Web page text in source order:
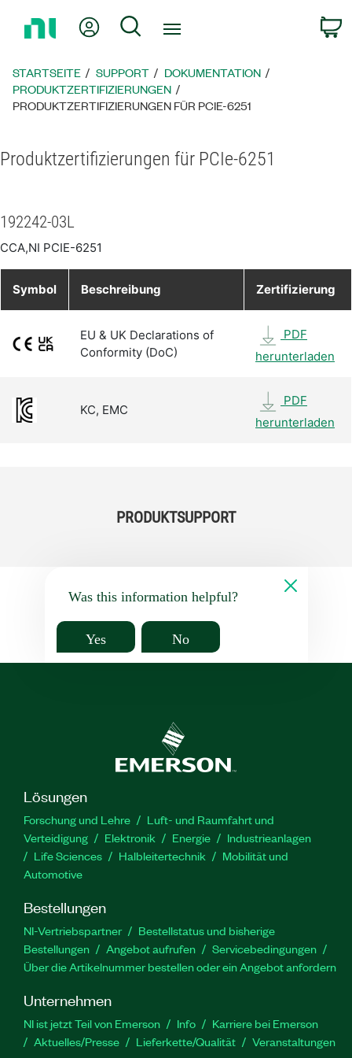
zur
Mein KontoSuche
STARTSEITE SUPPORT
DOKUMENTATION
PRODUKTZERTIFIZIERUNGEN
PRODUKTZERTIFIZIERUNGEN FÜR PCIE-6251
Produktzertifizierungen für PCIe-6251
192242-03L
CCA,NI PCIE-6251
Symbol Beschreibung Zertifizierung
EU & UK Declarations of
Conformity (DoC)
PDF
herunterladen
KC, EMC
PDF
herunterladen
PRODUKTSUPPORT
Was this information helpful?
Yes No
Lösungen
Forschung und Lehre
Luft- und Raumfahrt und
Verteidigung
Elektronik Energie
Industrieanlagen
Life Sciences
Halbleitertechnik
Mobilität und
Automotive
Bestellungen
NI-Vertriebspartner
Bestellstatus und bisherige
Bestellungen
Angebot aufrufen
Servicebedingungen
Über die Artikelnummer bestellen oder ein Angebot anfordern
Unternehmen
NI ist jetzt Teil von Emerson Info
Karriere bei Emerson
Aktuelles/Presse
Lieferkette/Qualität Veranstaltungen